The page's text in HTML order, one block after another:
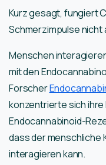
Kurz gesagt, fungiert
Schmerzimpulse nicht
Menschen
mit den
Forscher
konzentrierte sich
Endocannabinoid-
dass der menschliche
interagieren kann.